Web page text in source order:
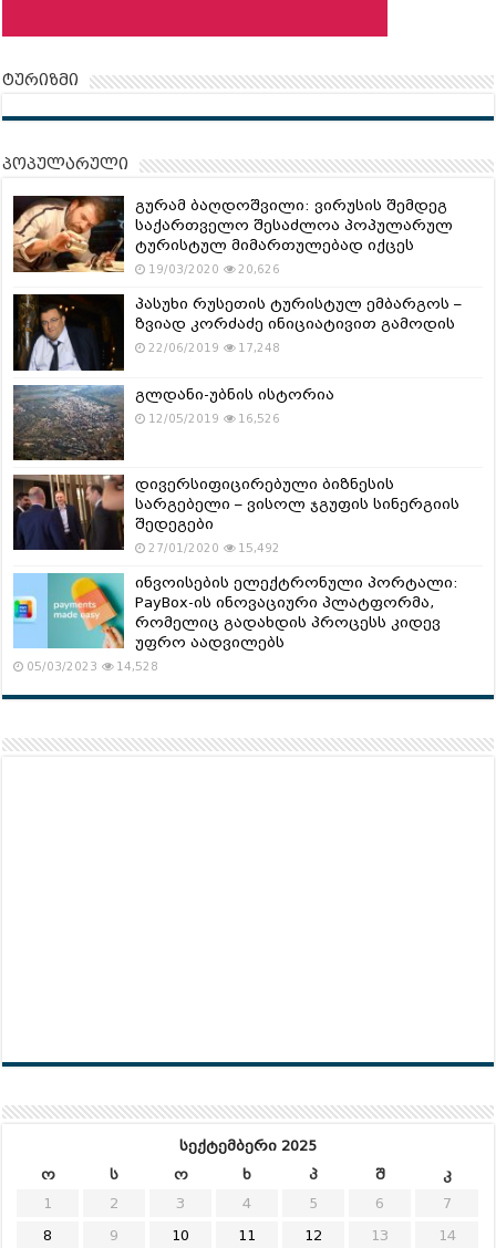
ტურიზმი
პოპულარული
გურამ ბაღდოშვილი: ვირუსის შემდეგ
საქართველო შესაძლოა პოპულარულ
ტურისტულ მიმართულებად იქცეს
19/03/2020 20,626
პასუხი რუსეთის ტურისტულ ემბარგოს –
ზვიად კორძაძე ინიციატივით გამოდის
22/06/2019 17,248
გლდანი-უბნის ისტორია
12/05/2019 16,526
დივერსიფიცირებული ბიზნესის
სარგებელი – ვისოლ ჯგუფის სინერგიის
შედეგები
27/01/2020 15,492
ინვოისების ელექტრონული პორტალი:
PayBox-ის ინოვაციური პლატფორმა,
რომელიც გადახდის პროცესს კიდევ
უფრო აადვილებს
05/03/2023 14,528
სექტემბერი 2025
ო
ს ო ხ პ შ
კ
1
2 3 4 5 6
7
8
9 10 11 12 13 14